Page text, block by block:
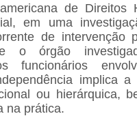
de Direitos
em uma
de intervenção
o órgão
funcionários
implica a
ou hierárquica,
na prática.